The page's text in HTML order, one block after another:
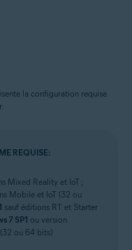
la configuration requise
REQUISE:
Mixed Reality et IoT ;
Mobile et IoT (32 ou
sauf éditions RT et Starter
7 SP1 ou version
ou 64 bits)